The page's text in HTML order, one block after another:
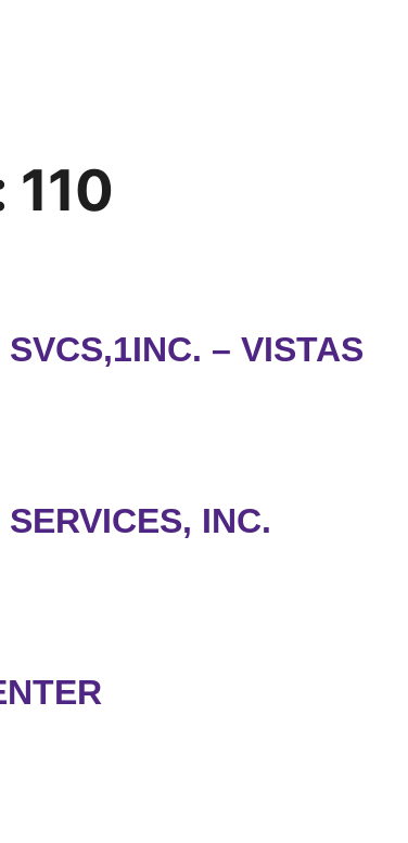
110
– VISTAS
INC.